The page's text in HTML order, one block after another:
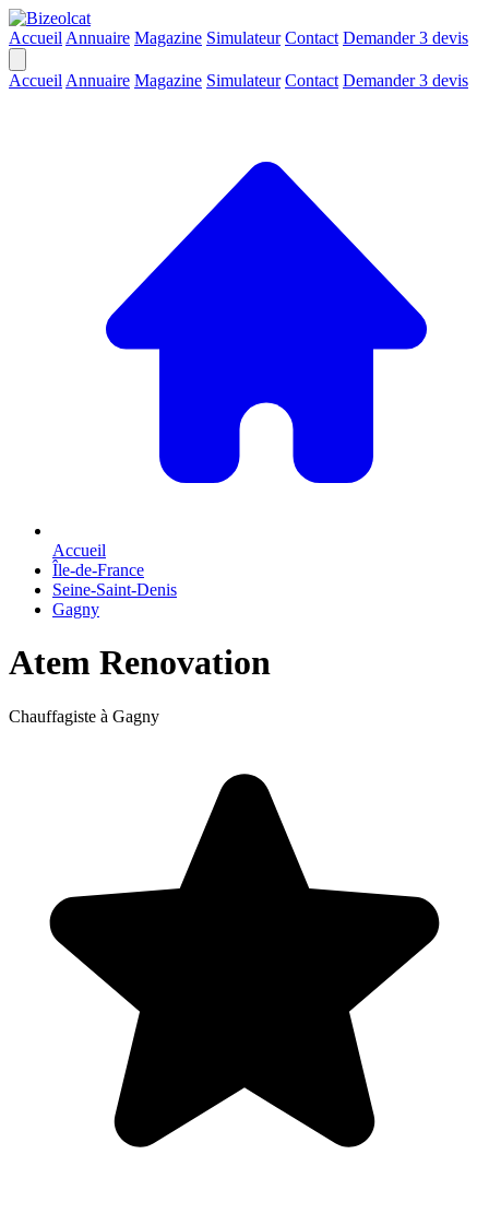
Accueil Annuaire Magazine Simulateur Contact Demander 3 devis
Accueil Annuaire Magazine Simulateur Contact Demander 3 devis
Accueil
Île-de-France
Seine-Saint-Denis
Gagny
Atem Renovation
Chauffagiste à Gagny